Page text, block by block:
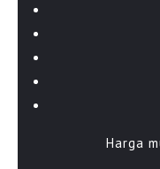
Harga